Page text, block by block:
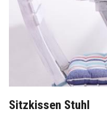
Sitzkissen Stuhl